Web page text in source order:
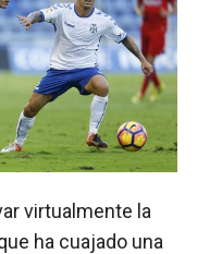
virtualmente la
ha cuajado una